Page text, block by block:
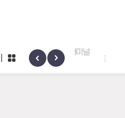
회로 보급 터미널
이벤트
하이